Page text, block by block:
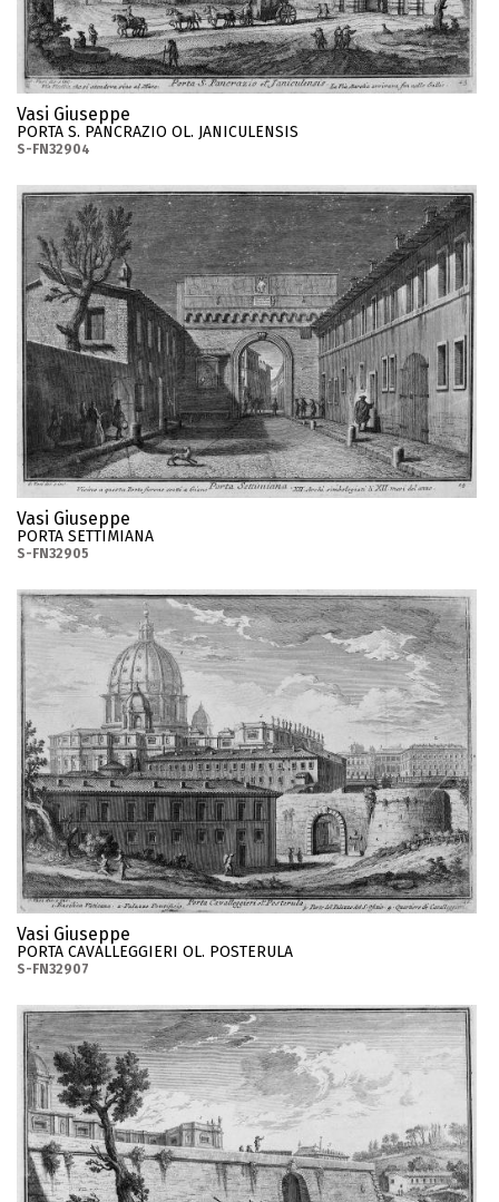
Vasi Giuseppe
PORTA S. PANCRAZIO OL. JANICULENSIS
S-FN32904
Vasi Giuseppe
PORTA SETTIMIANA
S-FN32905
Vasi Giuseppe
PORTA CAVALLEGGIERI OL. POSTERULA
S-FN32907